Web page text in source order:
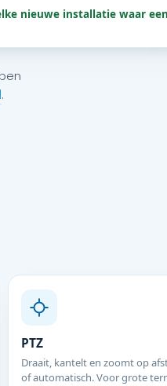
nieuwe installatie waar een
.
PTZ
Draait, kantelt en zoomt op
of automatisch. Voor grote